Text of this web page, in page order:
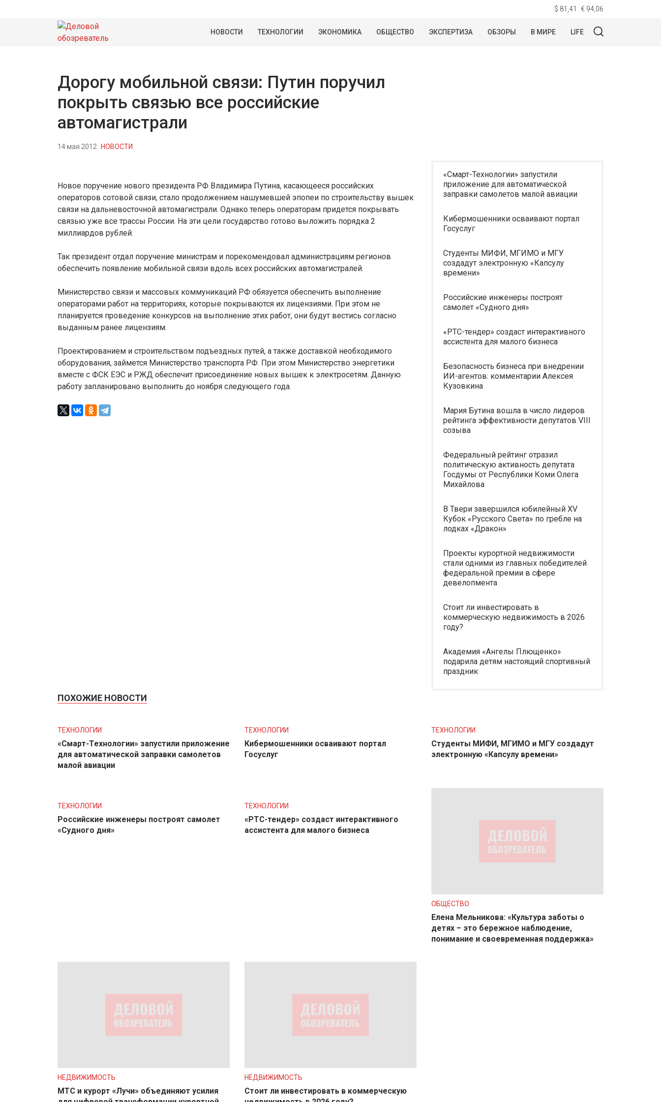
$ 81,41 € 94,06
НОВОСТИ ТЕХНОЛОГИИ ЭКОНОМИКА ОБЩЕСТВО ЭКСПЕРТИЗА ОБЗОРЫ В МИРЕ LIFE
Дорогу мобильной связи: Путин поручил
покрыть связью все российские
автомагистрали
14 мая 2012 НОВОСТИ
Новое поручение нового президента РФ Владимира Путина, касающееся российских
операторов сотовой связи, стало продолжением нашумевшей эпопеи по строительству вышек
связи на дальневосточной автомагистрали. Однако теперь операторам придется покрывать
связью уже все трассы России. На эти цели государство готово выложить порядка 2
миллиардов рублей.
Так президент отдал поручение министрам и порекомендовал администрациям регионов
обеспечить появление мобильной связи вдоль всех российских автомагистралей.
Министерство связи и массовых коммуникаций РФ обязуется обеспечить выполнение
операторами работ на территориях, которые покрываются их лицензиями. При этом не
планируется проведение конкурсов на выполнение этих работ, они будут вестись согласно
выданным ранее лицензиям.
Проектированием и строительством подъездных путей, а также доставкой необходимого
оборудования, займется Министерство транспорта РФ. При этом Министерство энергетики
вместе с ФСК ЕЭС и РЖД обеспечит присоединение новых вышек к электросетям. Данную
работу запланировано выполнить до ноября следующего года.
«Смарт-Технологии» запустили
приложение для автоматической
заправки самолетов малой авиации
Кибермошенники осваивают портал
Госуслуг
Студенты МИФИ, МГИМО и МГУ
создадут электронную «Капсулу
времени»
Российские инженеры построят
самолет «Судного дня»
«РТС-тендер» создаст интерактивного
ассистента для малого бизнеса
Безопасность бизнеса при внедрении
ИИ-агентов: комментарии Алексея
Кузовкина
Мария Бутина вошла в число лидеров
рейтинга эффективности депутатов VIII
созыва
Федеральный рейтинг отразил
политическую активность депутата
Госдумы от Республики Коми Олега
Михайлова
В Твери завершился юбилейный XV
Кубок «Русского Света» по гребле на
лодках «Дракон»
Проекты курортной недвижимости
стали одними из главных победителей
федеральной премии в сфере
девелопмента
Стоит ли инвестировать в
коммерческую недвижимость в 2026
году?
Академия «Ангелы Плющенко»
подарила детям настоящий спортивный
праздник
ПОХОЖИЕ НОВОСТИ
ТЕХНОЛОГИИ
«Смарт-Технологии» запустили приложение
для автоматической заправки самолетов
малой авиации
ТЕХНОЛОГИИ
Кибермошенники осваивают портал
Госуслуг
ТЕХНОЛОГИИ
Студенты МИФИ, МГИМО и МГУ создадут
электронную «Капсулу времени»
ТЕХНОЛОГИИ
Российские инженеры построят самолет
«Судного дня»
ТЕХНОЛОГИИ
«РТС-тендер» создаст интерактивного
ассистента для малого бизнеса
ОБЩЕСТВО
Елена Мельникова: «Культура заботы о
детях – это бережное наблюдение,
понимание и своевременная поддержка»
НЕДВИЖИМОСТЬ
МТС и курорт «Лучи» объединяют усилия
НЕДВИЖИМОСТЬ
Стоит ли инвестировать в коммерческую